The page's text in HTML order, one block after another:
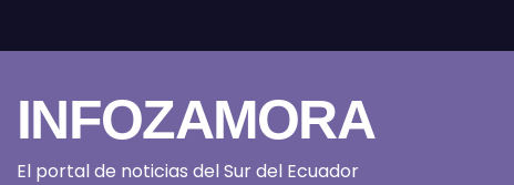
k
INFOZAMORA
El portal de noticias del Sur del Ecuador